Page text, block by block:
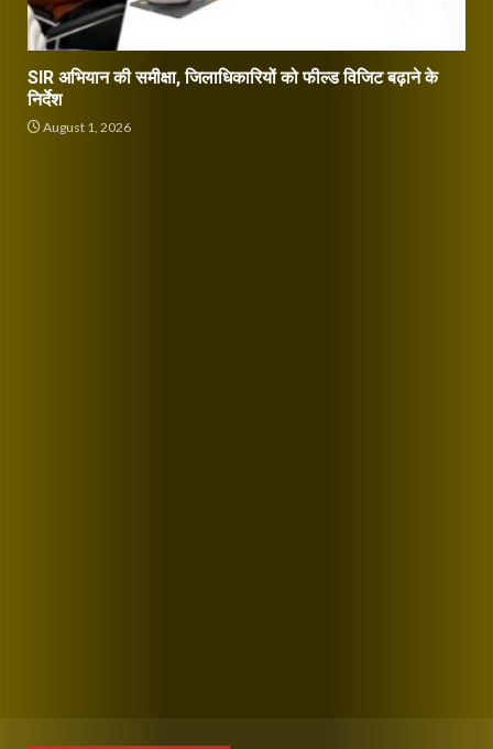
SIR अभियान की समीक्षा, जिलाधिकारियों को फील्ड विजिट बढ़ाने के
निर्देश
August 1, 2026